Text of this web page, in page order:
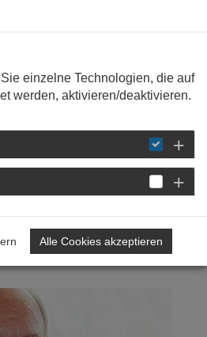
DETAIL
zum 80.
einzelne Technologien, die auf
werden, aktivieren/deaktivieren.
Alle Cookies akzeptieren